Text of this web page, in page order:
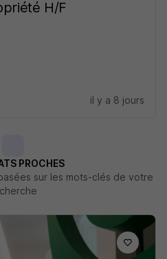
H/F
il y a 8 jours
PROCHES
sur les mots-clés de votre